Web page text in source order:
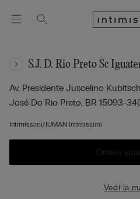
S.j. D. Rio Preto Sc
Av. Presidente Juscelino
José Do Rio Preto, BR 15093-
Intimissimi/IUMAN Intimissimi
Ottieni
Vedi la